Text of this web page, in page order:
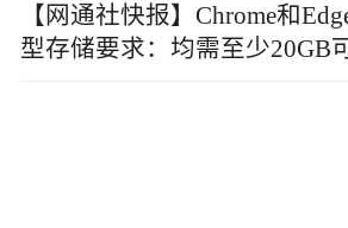
【网通社快报】Chrome和
型存储要求：均需至少20GB